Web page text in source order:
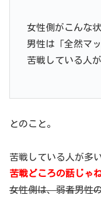
女性側がこんな
男性は「全然マ
苦戦している人
とのこと。
苦戦している人が多
苦戦どころの話じゃ
女性側は、弱者男性